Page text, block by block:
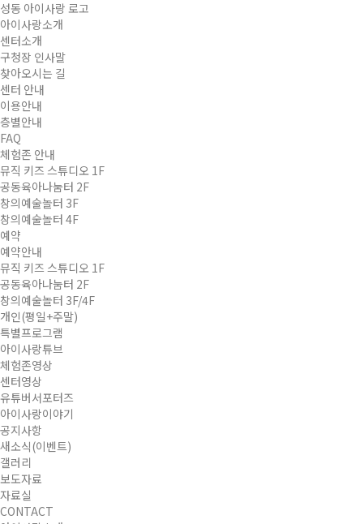
성동 아이사랑 로고
아이사랑소개
센터소개
구청장 인사말
찾아오시는 길
센터 안내
이용안내
층별안내
FAQ
체험존 안내
뮤직 키즈 스튜디오 1F
공동육아나눔터 2F
창의예술놀터 3F
창의예술놀터 4F
예약
예약안내
뮤직 키즈 스튜디오 1F
공동육아나눔터 2F
창의예술놀터 3F/4F
개인(평일+주말)
특별프로그램
아이사랑튜브
체험존영상
센터영상
유튜버서포터즈
아이사랑이야기
공지사항
새소식(이벤트)
갤러리
보도자료
자료실
CONTACT